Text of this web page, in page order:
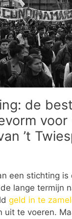
de
’t
een stichting is
lange termijn
geld in te
uit te voeren.